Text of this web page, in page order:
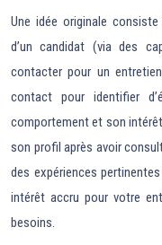
Une idée originale
d’un candidat (via des
contacter pour un
contact pour identifier
comportement et son
son profil après avoir
des expériences
intérêt accru pour votre
besoins.